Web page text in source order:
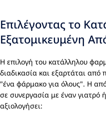
Επιλέγοντας το
Εξατομικευμένη
Η επιλογή του κατάλληλου
διαδικασία και εξαρτάται από
"ένα φάρμακο για όλους". Η
σε συνεργασία με έναν γιατρό
αξιολογήσει: